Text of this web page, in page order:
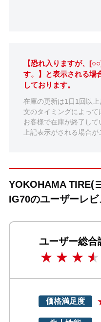
【恐れ入りますが、
す。】と表示される場
しております。
在庫の更新は1日1回以
文のタイミングによっ
お客様で在庫が終了し
上記表示がされる場合
YOKOHAMA TIRE(
IG70のユーザーレビ
ユーザー総合
価格満足度